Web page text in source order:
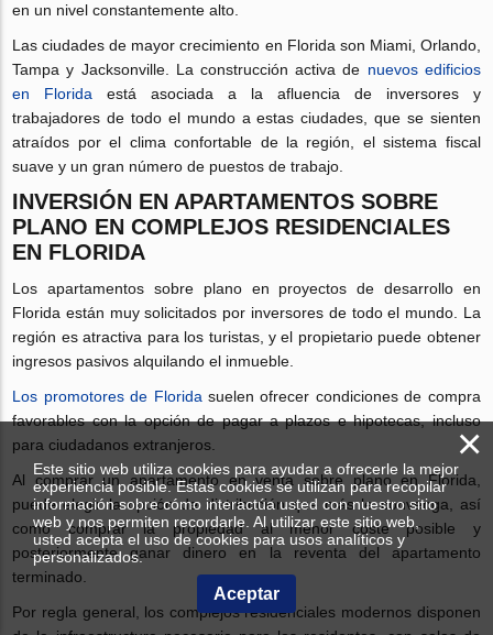
en un nivel constantemente alto.
Las ciudades de mayor crecimiento en Florida son Miami, Orlando,
Tampa y Jacksonville. La construcción activa de nuevos edificios
en Florida está asociada a la afluencia de inversores y
trabajadores de todo el mundo a estas ciudades, que se sienten
atraídos por el clima confortable de la región, el sistema fiscal
suave y un gran número de puestos de trabajo.
INVERSIÓN EN APARTAMENTOS SOBRE
PLANO EN COMPLEJOS RESIDENCIALES
EN FLORIDA
Los apartamentos sobre plano en proyectos de desarrollo en
Florida están muy solicitados por inversores de todo el mundo. La
región es atractiva para los turistas, y el propietario puede obtener
ingresos pasivos alquilando el inmueble.
Los promotores de Floridasuelen ofrecer condiciones de compra
favorables con la opción de pagar a plazos e hipotecas, incluso
para ciudadanos extranjeros.
Al comprar un apartamento en venta sobre plano en Florida,
puede elegir la opción de distribución que más le convenga, así
como comprar la propiedad al menor coste posible y
posteriormente ganar dinero en la reventa del apartamento
terminado.
Por regla general, los complejos residenciales modernos disponen
×
Este sitio web utiliza cookies para ayudar a ofrecerle la mejor
experiencia posible. Estas cookies se utilizan para recopilar
información sobre cómo interactúa usted con nuestro sitio
web y nos permiten recordarle. Al utilizar este sitio web,
usted acepta el uso de cookies para usos analíticos y
personalizados.
Aceptar